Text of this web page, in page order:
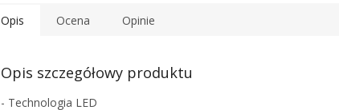
Opis Ocena Opinie
Opis szczegółowy produktu
- Technologia LED